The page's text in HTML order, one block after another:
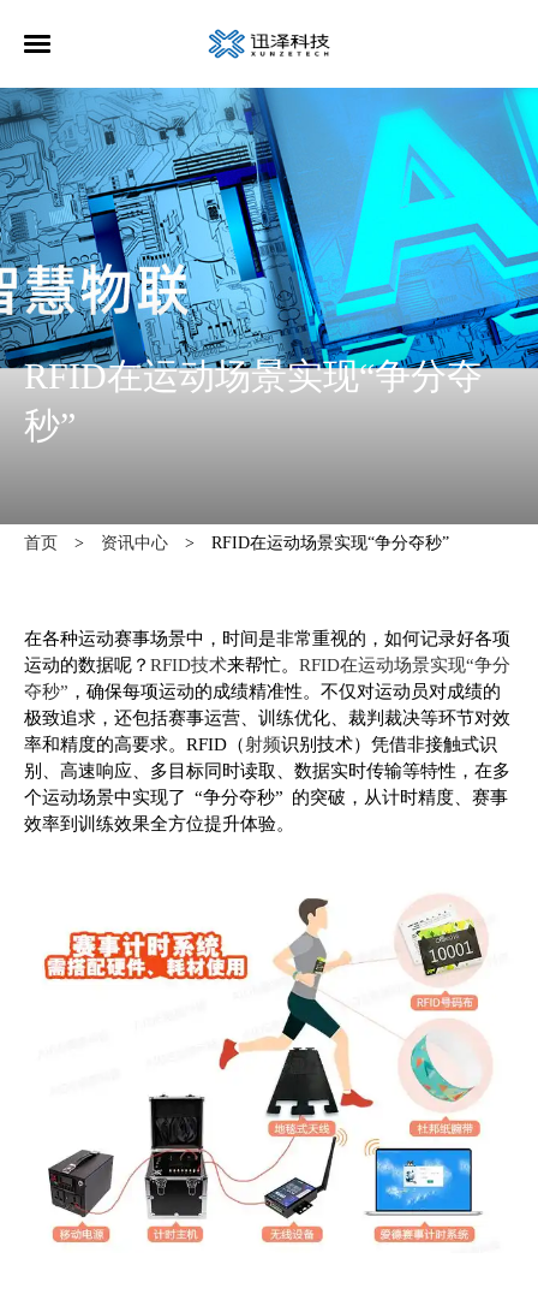
RFID在运动场景实现“争分夺
秒”
首页 > 资讯中心 > RFID在运动场景实现“争分夺秒”
在各种运动赛事场景中，时间是非常重视的，如何记录好各项
运动的数据呢？RFID技术来帮忙。RFID在运动场景实现“争分
夺秒” ，确保每项运动的成绩精准性。不仅对运动员对成绩的
极致追求，还包括赛事运营、训练优化、裁判裁决等环节对效
率和精度的高要求。RFID（射频识别技术）凭借非接触式识
别、高速响应、多目标同时读取、数据实时传输等特性，在多
个运动场景中实现了 “争分夺秒” 的突破，从计时精度、赛事
效率到训练效果全方位提升体验。